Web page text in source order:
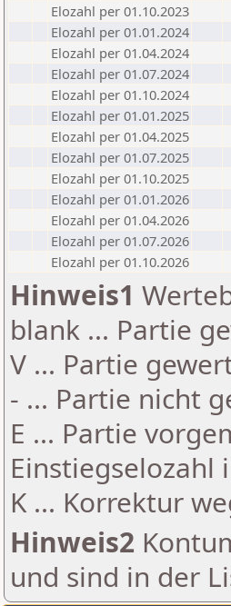
Elozahl per 01.10.2023
Elozahl per 01.01.2024
Elozahl per 01.04.2024
Elozahl per 01.07.2024
Elozahl per 01.10.2024
Elozahl per 01.01.2025
Elozahl per 01.04.2025
Elozahl per 01.07.2025
Elozahl per 01.10.2025
Elozahl per 01.01.2026
Elozahl per 01.04.2026
Elozahl per 01.07.2026
Elozahl per 01.10.2026
Hinweis1
blank ... Partie
V ... Partie
- ... Partie nicht
E ... Partie
Einstiegselozahl
K ... Korrektur
Hinweis2
und sind in der